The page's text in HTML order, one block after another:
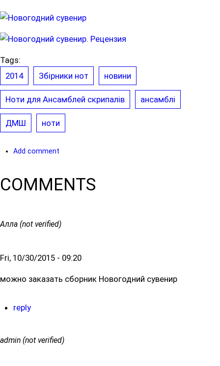
Tags:
2014
Збірники нот новини
Ноти для Ансамблей скрипалів ансамблі
ДМШ ноти
Add comment
COMMENTS
Алла (not verified)
Fri, 10/30/2015 - 09:20
можно заказать сборник Новогодний сувенир
reply
admin (not verified)